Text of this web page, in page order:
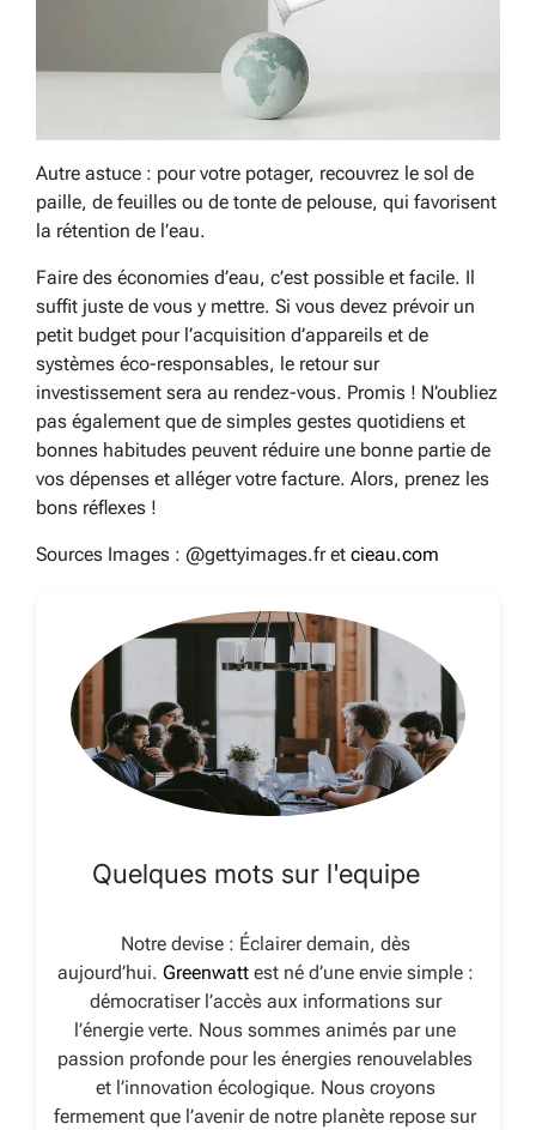
Autre astuce : pour votre potager, recouvrez le sol de
paille, de feuilles ou de tonte de pelouse, qui favorisent
la rétention de l’eau.
Faire des économies d’eau, c’est possible et facile. Il
suffit juste de vous y mettre. Si vous devez prévoir un
petit budget pour l’acquisition d’appareils et de
systèmes éco-responsables, le retour sur
investissement sera au rendez-vous. Promis ! N’oubliez
pas également que de simples gestes quotidiens et
bonnes habitudes peuvent réduire une bonne partie de
vos dépenses et alléger votre facture. Alors, prenez les
bons réflexes !
Sources Images : @gettyimages.fr et cieau.com
Quelques mots sur l'equipe
Notre devise : Éclairer demain, dès
aujourd’hui. Greenwattest né d’une envie simple :
démocratiser l’accès aux informations sur
l’énergie verte. Nous sommes animés par une
passion profonde pour les énergies renouvelables
et l’innovation écologique. Nous croyons
fermement que l’avenir de notre planète repose sur